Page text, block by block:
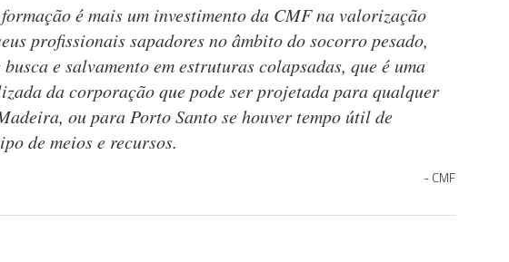
é mais um investimento da CMF na valorização
profissionais sapadores no âmbito do socorro pesado,
e salvamento em estruturas colapsadas, que é uma
da corporação que pode ser projetada para qualquer
ou para Porto Santo se houver tempo útil de
de meios e recursos.
CMF